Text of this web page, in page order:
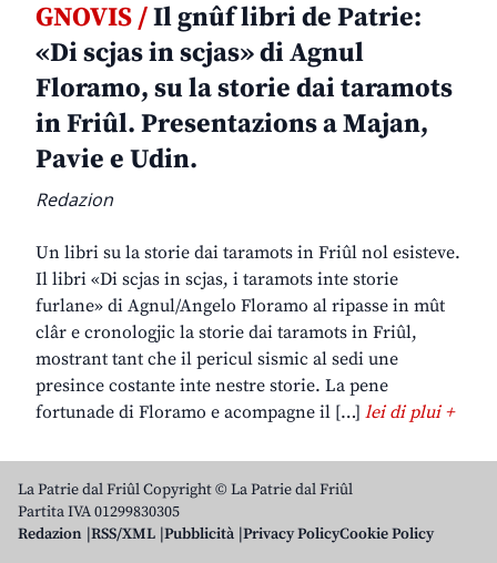
GNOVIS /Il gnûf libri de Patrie:
«Di scjas in scjas» di Agnul
Floramo, su la storie dai taramots
in Friûl. Presentazions a Majan,
Pavie e Udin.
Redazion
Un libri su la storie dai taramots in Friûl nol esisteve.
Il libri «Di scjas in scjas, i taramots inte storie
furlane» di Agnul/Angelo Floramo al ripasse in mût
clâr e cronologjic la storie dai taramots in Friûl,
mostrant tant che il pericul sismic al sedi une
presince costante inte nestre storie. La pene
fortunade di Floramo e acompagne il […] lei di plui +
La Patrie dal Friûl Copyright © La Patrie dal Friûl
Partita IVA 01299830305
Redazion RSS/XML Pubblicità Privacy PolicyCookie Policy